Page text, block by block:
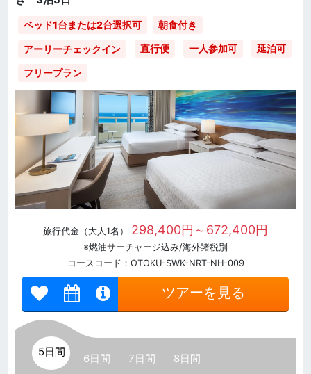
ベッド1台または2台選択可 朝食付き
アーリーチェックイン 直行便 一人参加可 延泊可
フリープラン
旅行代金（大人1名） 298,400円～672,400円
※燃油サーチャージ込み/海外諸税別
コースコード：OTOKU-SWK-NRT-NH-009
ツアーを見る
5日間
6日間 7日間 8日間